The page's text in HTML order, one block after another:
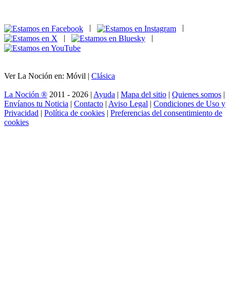
|
|
Ver La Noción en: Móvil | Clásica
La Noción ® 2011 - 2026 | Ayuda | Mapa del sitio | Quienes somos |
Envíanos tu Noticia | Contacto | Aviso Legal | Condiciones de Uso y
Privacidad | Política de cookies | Preferencias del consentimiento de
cookies